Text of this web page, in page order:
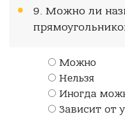
9. Можно ли
Можно
Нельзя
Иногда
Зависит от